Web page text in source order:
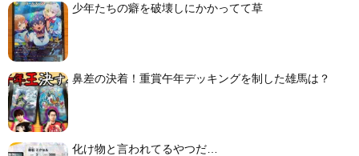
少年たちの癖を破壊しにかかってて草
鼻差の決着！重賞午年デッキングを制した雄馬は？
化け物と言われてるやつだ…